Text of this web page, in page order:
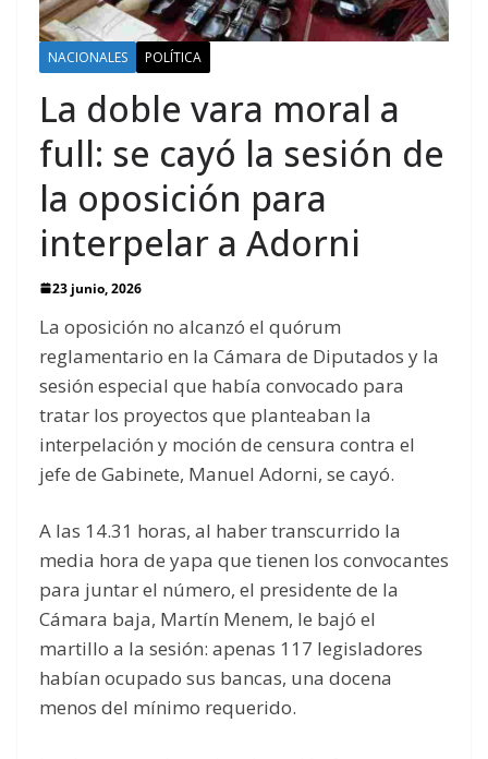
NACIONALES POLÍTICA
La doble vara moral a
full: se cayó la sesión de
la oposición para
interpelar a Adorni
23 junio, 2026
La oposición no alcanzó el quórum
reglamentario en la Cámara de Diputados y la
sesión especial que había convocado para
tratar los proyectos que planteaban la
interpelación y moción de censura contra el
jefe de Gabinete, Manuel Adorni, se cayó.
A las 14.31 horas, al haber transcurrido la
media hora de yapa que tienen los convocantes
para juntar el número, el presidente de la
Cámara baja, Martín Menem, le bajó el
martillo a la sesión: apenas 117 legisladores
habían ocupado sus bancas, una docena
menos del mínimo requerido.